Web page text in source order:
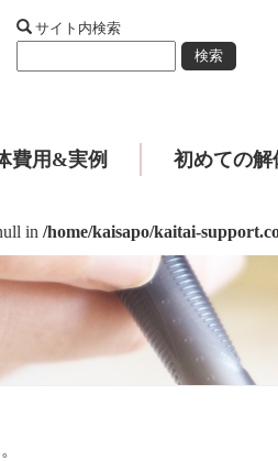
サイト内検索
費用&実例 初めての解
in /home/kaisapo/kaitai-